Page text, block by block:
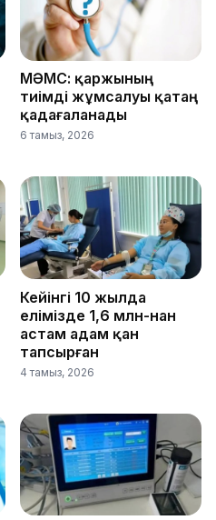
МӘМС: қаржының
тиімді жұмсалуы қатаң
қадағаланады
6 тамыз, 2026
Кейінгі 10 жылда
елімізде 1,6 млн-нан
астам адам қан
тапсырған
4 тамыз, 2026